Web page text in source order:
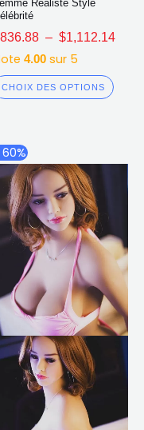
Réaliste Style
836.88 – $1,112.14
4.00sur 5
CHOIX DES OPTIONS
de
prix :
Les
être
sur